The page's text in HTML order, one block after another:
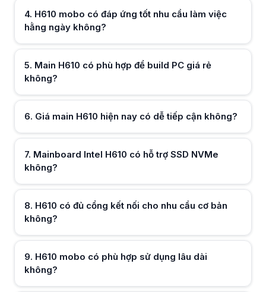
Nên mua mainboard H610 tại HACOM vì lý do gì?
Mua mainboard H610 tại HACOM giúp đảm bảo hàng chính hãng,
Hữu ích (0 )
4. H610 mobo có đáp ứng tốt nhu cầu làm việc
hằng ngày không?
Hữu ích (
5. Main H610 có phù hợp để build PC giá rẻ
không?
6. Giá main H610 hiện nay có dễ tiếp cận không?
Hữu ích (
7. Mainboard Intel H610 có hỗ trợ SSD NVMe
không?
Hữu ích (
8. H610 có đủ cổng kết nối cho nhu cầu cơ bản
không?
Hữu ích (
9. H610 mobo có phù hợp sử dụng lâu dài
không?